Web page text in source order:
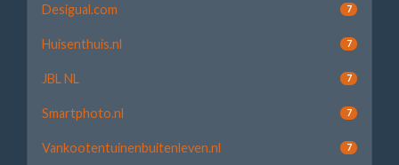
Desigual.com 7
Huisenthuis.nl 7
JBL NL 7
Smartphoto.nl 7
Vankootentuinenbuitenleven.nl 7